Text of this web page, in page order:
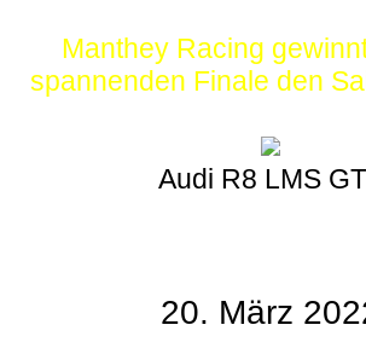
Manthey Racing
spannenden Finale den
Audi R8 LMS
20. März